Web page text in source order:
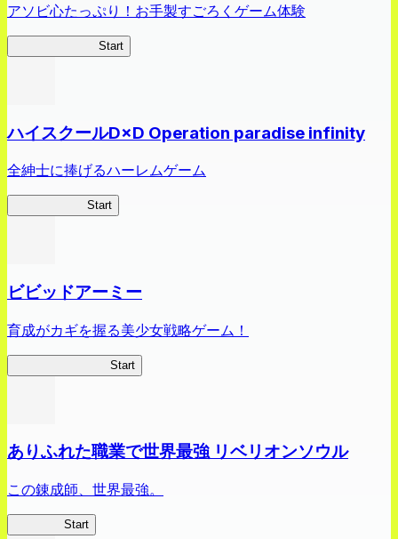
アソビ心たっぷり！お手製すごろくゲーム体験
Start
ハイスクールD×D Operation paradise infinity
全紳士に捧げるハーレムゲーム
Start
ビビッドアーミー
育成がカギを握る美少女戦略ゲーム！
Start
ありふれた職業で世界最強 リベリオンソウル
この錬成師、世界最強。
Start